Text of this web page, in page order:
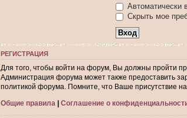
Автоматически
Скрыть мое
РЕГИСТРАЦИЯ
Для того, чтобы войти на форум, Вы должны пройти
Администрация форума может также предоставить
политикой форума. Помните, что Ваше присутствие
Общие правила | Соглашение о